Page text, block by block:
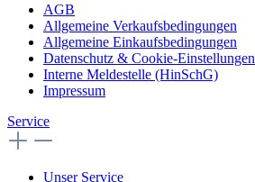
AGB
Allgemeine Verkaufsbedingungen
Allgemeine Einkaufsbedingungen
Datenschutz & Cookie-Einstellungen
Interne Meldestelle (HinSchG)
Impressum
Service
Unser Service